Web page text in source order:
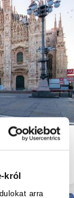
król
arra